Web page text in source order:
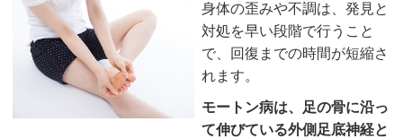
身体の歪みや不調は、発見と
対処を早い段階で行うこと
で、回復までの時間が短縮さ
れます。
モートン病は、足の骨に沿っ
て伸びている外側足底神経と